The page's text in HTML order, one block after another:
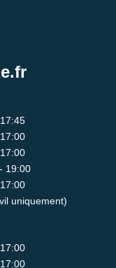
19:00
uniquement)